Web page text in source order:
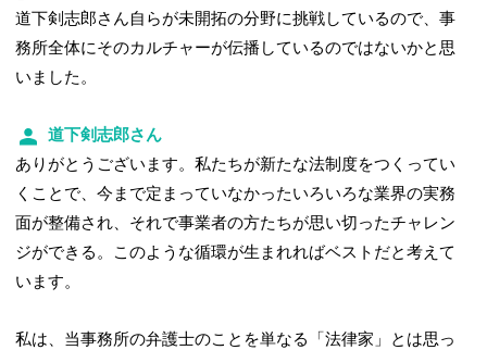
道下剣志郎さん自らが未開拓の分野に挑戦しているので、事
務所全体にそのカルチャーが伝播しているのではないかと思
いました。
道下剣志郎さん
ありがとうございます。私たちが新たな法制度をつくってい
くことで、今まで定まっていなかったいろいろな業界の実務
面が整備され、それで事業者の方たちが思い切ったチャレン
ジができる。このような循環が生まれればベストだと考えて
います。
私は、当事務所の弁護士のことを単なる「法律家」とは思っ